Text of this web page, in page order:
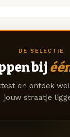
DE SELECTIE
bij
en ontdek
jouw straatje